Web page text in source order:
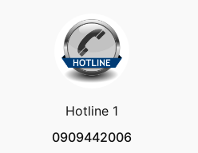
Hotline 1
0909442006